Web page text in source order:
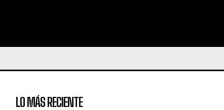
LO MÁS RECIENTE